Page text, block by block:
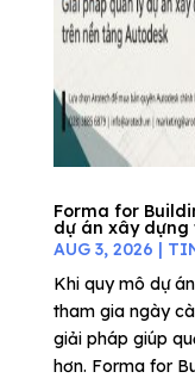
Forma for
dự án xây dựng
AUG 3, 2026 |
Khi quy mô dự
tham gia ngày
giải pháp giúp
hơn. Forma for